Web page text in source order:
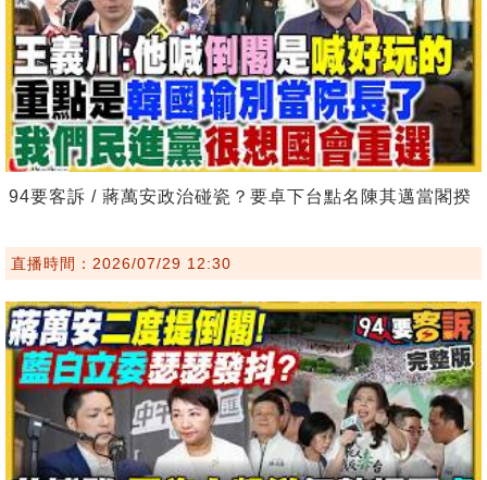
94要客訴 / 蔣萬安政治碰瓷？要卓下台點名陳其邁當閣揆
直播時間：2026/07/29 12:30